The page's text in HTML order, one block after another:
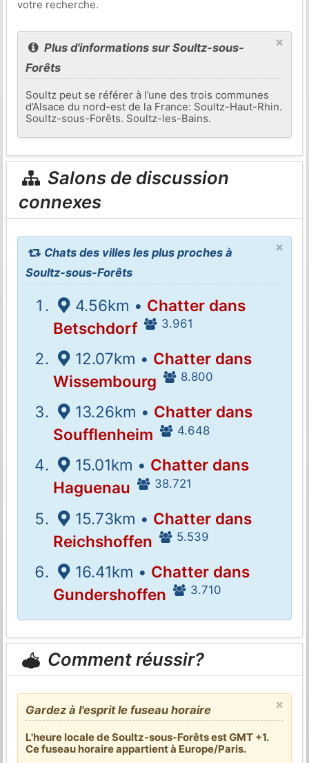
votre recherche.
×
Plus d'informations sur Soultz-sous-
Forêts
Soultz peut se référer à l’une des trois communes
d’Alsace du nord-est de la France: Soultz-Haut-Rhin.
Soultz-sous-Forêts. Soultz-les-Bains.
Salons de discussion
connexes
×
Chats des villes les plus proches à
Soultz-sous-Forêts
4.56km • Chatter dans
Betschdorf
3.961
12.07km • Chatter dans
Wissembourg
8.800
13.26km • Chatter dans
Soufflenheim
4.648
15.01km • Chatter dans
Haguenau
38.721
15.73km • Chatter dans
Reichshoffen
5.539
16.41km • Chatter dans
Gundershoffen
3.710
Comment réussir?
×
Gardez à l'esprit le fuseau horaire
L'heure locale de Soultz-sous-Forêts est GMT +1.
Ce fuseau horaire appartient à Europe/Paris.